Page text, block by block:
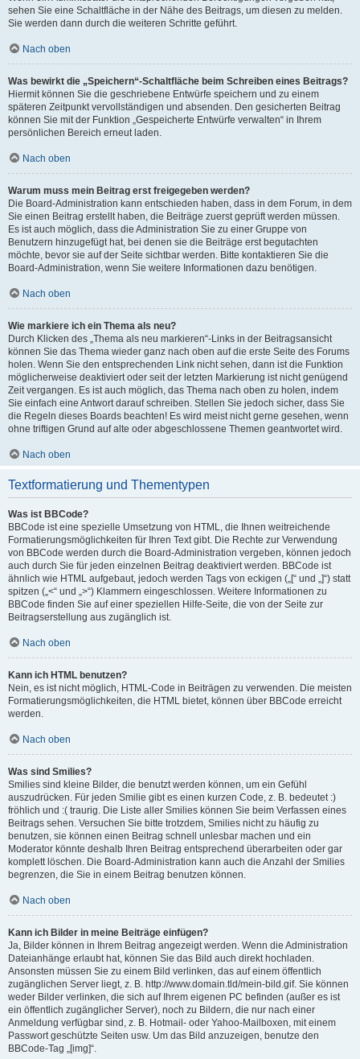
sehen Sie eine Schaltfläche in der Nähe des Beitrags, um diesen zu melden.
Sie werden dann durch die weiteren Schritte geführt.
Nach oben
Was bewirkt die „Speichern“-Schaltfläche beim Schreiben eines Beitrags?
Hiermit können Sie die geschriebene Entwürfe speichern und zu einem
späteren Zeitpunkt vervollständigen und absenden. Den gesicherten Beitrag
können Sie mit der Funktion „Gespeicherte Entwürfe verwalten“ in Ihrem
persönlichen Bereich erneut laden.
Nach oben
Warum muss mein Beitrag erst freigegeben werden?
Die Board-Administration kann entschieden haben, dass in dem Forum, in dem
Sie einen Beitrag erstellt haben, die Beiträge zuerst geprüft werden müssen.
Es ist auch möglich, dass die Administration Sie zu einer Gruppe von
Benutzern hinzugefügt hat, bei denen sie die Beiträge erst begutachten
möchte, bevor sie auf der Seite sichtbar werden. Bitte kontaktieren Sie die
Board-Administration, wenn Sie weitere Informationen dazu benötigen.
Nach oben
Wie markiere ich ein Thema als neu?
Durch Klicken des „Thema als neu markieren“-Links in der Beitragsansicht
können Sie das Thema wieder ganz nach oben auf die erste Seite des Forums
holen. Wenn Sie den entsprechenden Link nicht sehen, dann ist die Funktion
möglicherweise deaktiviert oder seit der letzten Markierung ist nicht genügend
Zeit vergangen. Es ist auch möglich, das Thema nach oben zu holen, indem
Sie einfach eine Antwort darauf schreiben. Stellen Sie jedoch sicher, dass Sie
die Regeln dieses Boards beachten! Es wird meist nicht gerne gesehen, wenn
ohne triftigen Grund auf alte oder abgeschlossene Themen geantwortet wird.
Nach oben
Textformatierung und Thementypen
Was ist BBCode?
BBCode ist eine spezielle Umsetzung von HTML, die Ihnen weitreichende
Formatierungsmöglichkeiten für Ihren Text gibt. Die Rechte zur Verwendung
von BBCode werden durch die Board-Administration vergeben, können jedoch
auch durch Sie für jeden einzelnen Beitrag deaktiviert werden. BBCode ist
ähnlich wie HTML aufgebaut, jedoch werden Tags von eckigen („[“ und „]“) statt
spitzen („<“ und „>“) Klammern eingeschlossen. Weitere Informationen zu
BBCode finden Sie auf einer speziellen Hilfe-Seite, die von der Seite zur
Beitragserstellung aus zugänglich ist.
Nach oben
Kann ich HTML benutzen?
Nein, es ist nicht möglich, HTML-Code in Beiträgen zu verwenden. Die meisten
Formatierungsmöglichkeiten, die HTML bietet, können über BBCode erreicht
werden.
Nach oben
Was sind Smilies?
Smilies sind kleine Bilder, die benutzt werden können, um ein Gefühl
auszudrücken. Für jeden Smilie gibt es einen kurzen Code, z. B. bedeutet :)
fröhlich und :( traurig. Die Liste aller Smilies können Sie beim Verfassen eines
Beitrags sehen. Versuchen Sie bitte trotzdem, Smilies nicht zu häufig zu
benutzen, sie können einen Beitrag schnell unlesbar machen und ein
Moderator könnte deshalb Ihren Beitrag entsprechend überarbeiten oder gar
komplett löschen. Die Board-Administration kann auch die Anzahl der Smilies
begrenzen, die Sie in einem Beitrag benutzen können.
Nach oben
Kann ich Bilder in meine Beiträge einfügen?
Ja, Bilder können in Ihrem Beitrag angezeigt werden. Wenn die Administration
Dateianhänge erlaubt hat, können Sie das Bild auch direkt hochladen.
Ansonsten müssen Sie zu einem Bild verlinken, das auf einem öffentlich
zugänglichen Server liegt, z. B. http://www.domain.tld/mein-bild.gif. Sie können
weder Bilder verlinken, die sich auf Ihrem eigenen PC befinden (außer es ist
ein öffentlich zugänglicher Server), noch zu Bildern, die nur nach einer
Anmeldung verfügbar sind, z. B. Hotmail- oder Yahoo-Mailboxen, mit einem
Passwort geschützte Seiten usw. Um das Bild anzuzeigen, benutze den
BBCode-Tag „[img]“.